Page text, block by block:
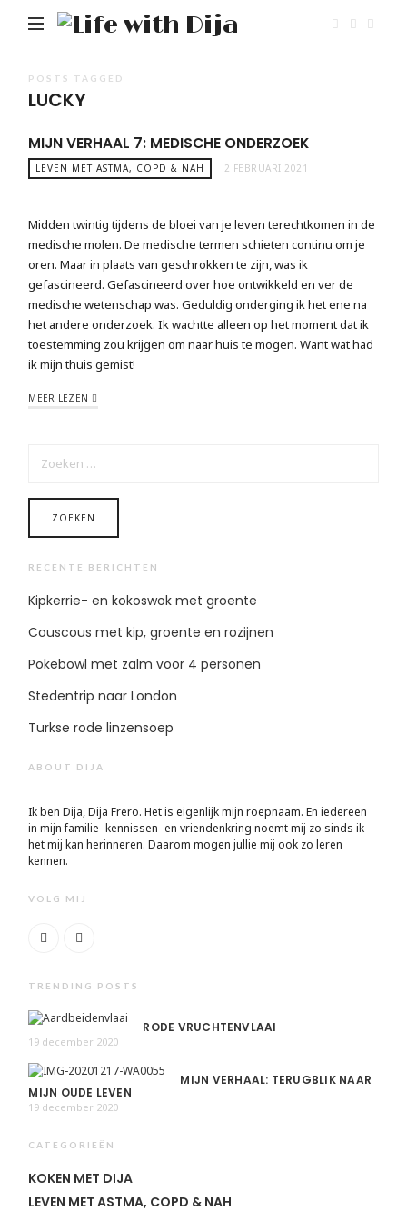
POSTS TAGGED
LUCKY
MIJN VERHAAL 7: MEDISCHE ONDERZOEK
LEVEN MET ASTMA, COPD & NAH 2 FEBRUARI 2021
Midden twintig tijdens de bloei van je leven terechtkomen in de
medische molen. De medische termen schieten continu om je
oren. Maar in plaats van geschrokken te zijn, was ik
gefascineerd. Gefascineerd over hoe ontwikkeld en ver de
medische wetenschap was. Geduldig onderging ik het ene na
het andere onderzoek. Ik wachtte alleen op het moment dat ik
toestemming zou krijgen om naar huis te mogen. Want wat had
ik mijn thuis gemist!
MEER LEZEN
NAAR:
RECENTE BERICHTEN
Kipkerrie- en kokoswok met groente
Couscous met kip, groente en rozijnen
Pokebowl met zalm voor 4 personen
Stedentrip naar London
Turkse rode linzensoep
ABOUT DIJA
Ik ben Dija, Dija Frero. Het is eigenlijk mijn roepnaam. En iedereen
in mijn familie- kennissen- en vriendenkring noemt mij zo sinds ik
het mij kan herinneren. Daarom mogen jullie mij ook zo leren
kennen.
VOLG MIJ
TRENDING POSTS
RODE VRUCHTENVLAAI
19 december 2020
MIJN VERHAAL: TERUGBLIK NAAR
MIJN OUDE LEVEN
19 december 2020
CATEGORIEËN
KOKEN MET DIJA
LEVEN MET ASTMA, COPD & NAH